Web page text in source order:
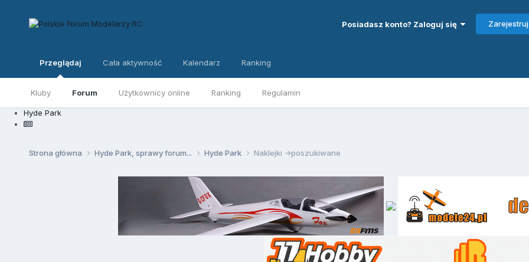
Posiadasz konto? Zaloguj się
Przeglądaj
Kluby Forum Użytkownicy online Ranking Regulamin
Cała aktywność Kalendarz Ranking
Hyde Park
Strona główna Hyde Park, sprawy forum... Hyde Park Naklejki ->poszukiwane